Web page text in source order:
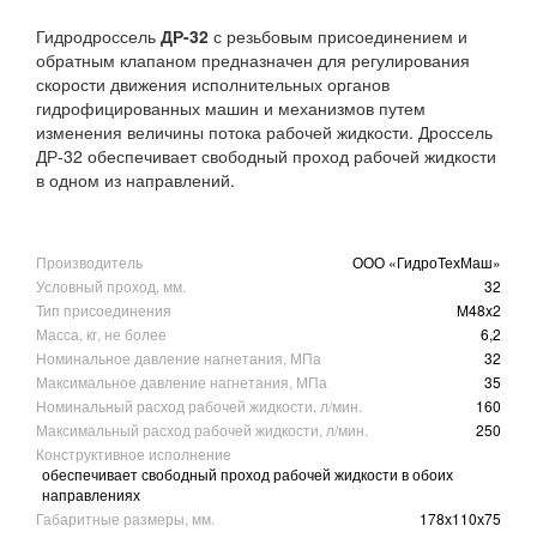
Гидродроссель ДР-32 с резьбовым присоединением и
обратным клапаном предназначен для регулирования
скорости движения исполнительных органов
гидрофицированных машин и механизмов путем
изменения величины потока рабочей жидкости. Дроссель
ДР-32 обеспечивает свободный проход рабочей жидкости
в одном из направлений.
Производитель
ООО «ГидроТехМаш»
Условный проход, мм.
32
Тип присоединения
M48x2
Масса, кг, не более
6,2
Номинальное давление нагнетания, МПа
32
Максимальное давление нагнетания, МПа
35
Номинальный расход рабочей жидкости, л/мин.
160
Максимальный расход рабочей жидкости, л/мин.
250
Конструктивное исполнение
обеспечивает свободный проход рабочей жидкости в обоих
направлениях
Габаритные размеры, мм.
178х110х75